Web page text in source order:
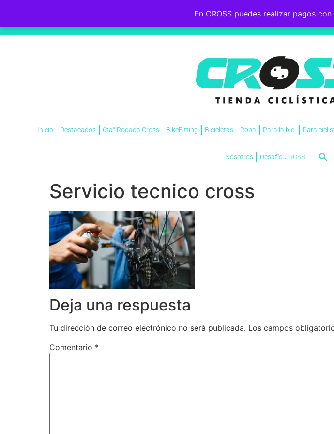
En CROSS puedes realizar pagos con
, el iniciador y perfeccionador de nuestra fe, quien, por el gozo que le esperaba, soportó la
Inicio Destacados 6ta° Rodada Cross BikeFitting Bicicletas Ropa Para la bici Para
Nosotros Desafío CROSS
Servicio tecnico cross
Deja una respuesta
Tu dirección de correo electrónico no será publicada. Los campos
Comentario *